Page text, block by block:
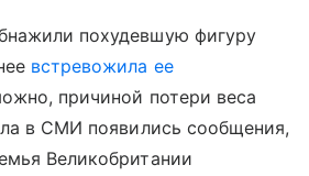
похудевшую фигуру
встревожила ее
причиной потери веса
в СМИ появились сообщения,
Великобритании